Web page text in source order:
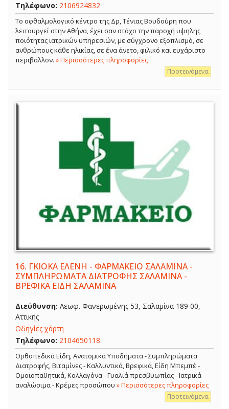
Τηλέφωνο: 2106924832
Το οφθαλμολογικό κέντρο της Δρ, Τένιας Βουδούρη που
λειτουργεί στην Αθήνα, έχει σαν στόχο την παροχή υψηλης
ποιότητας ιατρικών υπηρεσιών, με σύγχρονο εξοπλισμό, σε
ανθρώπους κάθε ηλικίας, σε ένα άνετο, φιλικό και ευχάριστο
περιβάλλον. » Περισσότερες πληροφορίες
Προτεινόμενα
16. ΓΚΙΟΚΑ ΕΛΕΝΗ - ΦΑΡΜΑΚΕΙΟ ΣΑΛΑΜΙΝΑ -
ΣΥΜΠΛΗΡΩΜΑΤΑ ΔΙΑΤΡΟΦΗΣ ΣΑΛΑΜΙΝΑ -
ΒΡΕΦΙΚΑ ΕΙΔΗ ΣΑΛΑΜΙΝΑ
Διεύθυνση: Λεωφ. Φανερωμένης 53, Σαλαμίνα 189 00,
Αττικής
Οδηγίες χάρτη
Τηλέφωνο: 2104650118
Ορθοπεδικά Είδη, Ανατομικά Υποδήματα - Συμπληρώματα
Διατροφής, Βιταμίνες - Καλλυντικά, Βρεφικά, Είδη Μπεμπέ -
Ομοιοπαθητικά, Κολλαγόνα - Γυαλιά πρεσβυωπίας - Ιατρικά
αναλώσιμα - Κρέμες προσώπου » Περισσότερες πληροφορίες
Προτεινόμενα